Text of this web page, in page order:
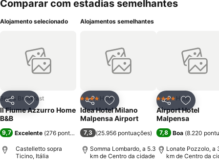
Comparar com estadias semelhantes
Alojamento selecionado
PartilharAdicionar aos favoritos
Bed & Breakfast
Il Fiume Azzurro Home
B&B
9,7 Excelente (276 pontuações)
Castelletto sopra
Ticino, Itália
Alojamentos semelhantes
PartilharAdicionar aos favoritos
4 EstrelasHotel
Idea Hotel Milano
Malpensa Airport
7,3 (25.956 pontuações)
Somma Lombardo, a 5.3
km de Centro da cidade
Partilhar
4 EstrelasHotel
Airport Hotel
Malpensa
7,8 Boa (8.220
Lonate Pozzolo, a
km de Centro da